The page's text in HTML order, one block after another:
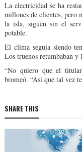
La electricidad se ha
millones de clientes, pero
la isla, siguen sin el
potable.
El clima seguía siendo
Los truenos retumbaban y
“No quiero que el
bromeó. “Así que tal vez
SHARE THIS